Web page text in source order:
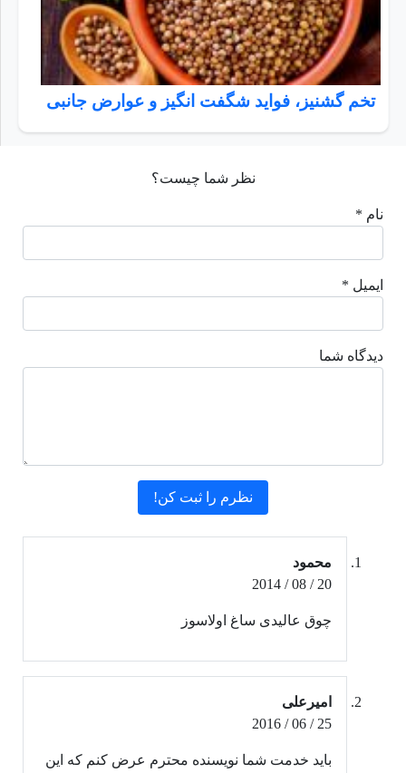
تخم گشنیز، فواید شگفت انگیز و عوارض جانبی
نظر شما چیست؟
نام *
ایمیل *
دیدگاه شما
محمود
20 / 08 / 2014
چوق عالیدی ساغ اولاسوز
امیرعلی
25 / 06 / 2016
باید خدمت شما نویسنده محترم عرض کنم که این